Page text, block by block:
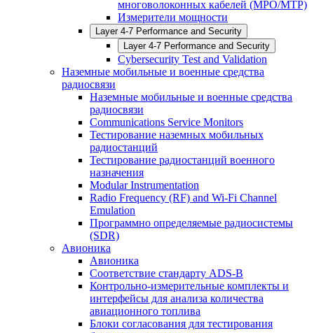
многоволоконных кабелей (MPO/MTP)
Измерители мощности
Layer 4-7 Performance and Security
Layer 4-7 Performance and Security
Cybersecurity Test and Validation
Наземные мобильные и военные средства
радиосвязи
Наземные мобильные и военные средства
радиосвязи
Communications Service Monitors
Тестирование наземных мобильных
радиостанций
Тестирование радиостанций военного
назначения
Modular Instrumentation
Radio Frequency (RF) and Wi-Fi Channel
Emulation
Программно определяемые радиосистемы
(SDR)
Авионика
Авионика
Соответствие стандарту ADS-B
Контрольно-измерительные комплекты и
интерфейсы для анализа количества
авиационного топлива
Блоки согласования для тестирования